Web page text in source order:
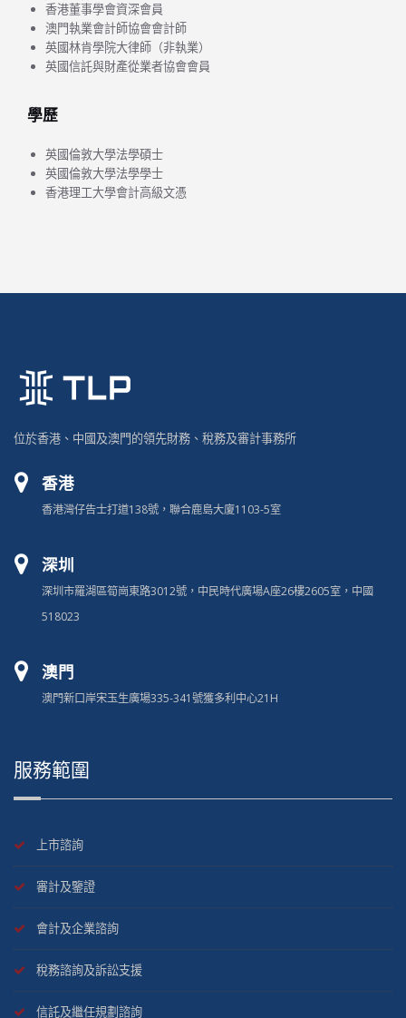
香港董事學會資深會員
澳門執業會計師協會會計師
英國林肯學院大律師（非執業）
英國信託與財產從業者協會會員
學歷
英國倫敦大學法學碩士
英國倫敦大學法學學士
香港理工大學會計高級文憑
位於香港、中國及澳門的領先財務、稅務及審計事務所
香港
香港灣仔告士打道138號，聯合鹿島大廈1103-5室
深圳
深圳市羅湖區筍崗東路3012號，中民時代廣場A座26樓2605室，中國
518023
澳門
澳門新口岸宋玉生廣場335-341號獲多利中心21H
服務範圍
上市諮詢
審計及鑒證
會計及企業諮詢
稅務諮詢及訴訟支援
信託及繼任規劃諮詢